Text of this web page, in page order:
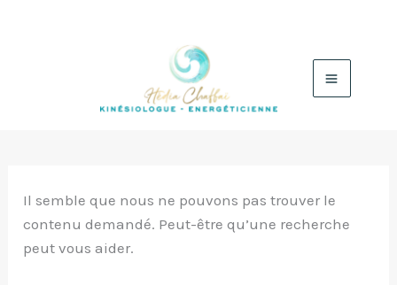
Il semble que nous ne pouvons pas trouver le
contenu demandé. Peut-être qu’une recherche
peut vous aider.